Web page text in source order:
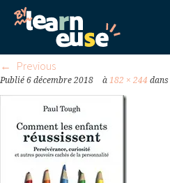
TOUGH_THUMB.JPG
Previous
Publié 6 décembre 2018 à 182 × 244 dans